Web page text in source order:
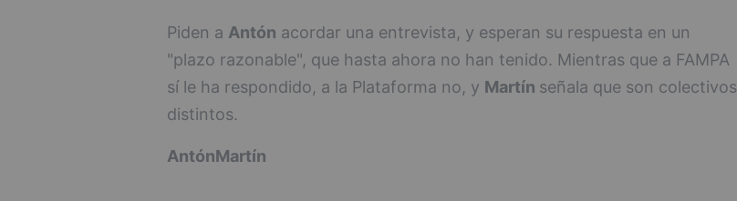
Piden a Antón acordar una entrevista, y esperan su respuesta en un
"plazo razonable", que hasta ahora no han tenido. Mientras que a FAMPA
sí le ha respondido, a la Plataforma no, y Martín señala que son colectivos
distintos.
AntónMartín